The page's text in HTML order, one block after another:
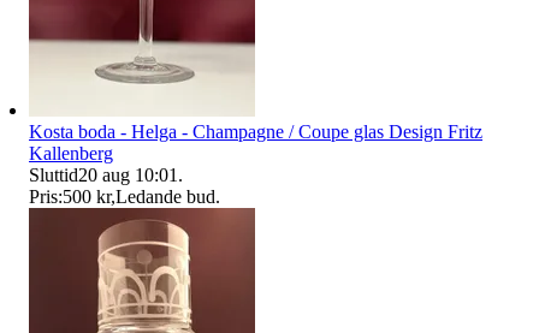
Kosta boda - Helga - Champagne / Coupe glas Design Fritz
Kallenberg
Sluttid20 aug 10:01 .
Pris:500 kr,Ledande bud.